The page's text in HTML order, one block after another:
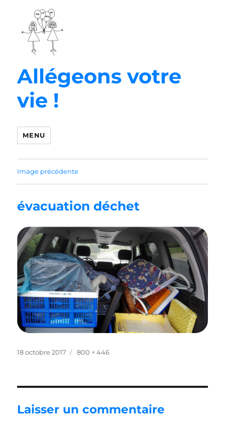
Allégeons votre
vie !
MENU
Image précédente
évacuation déchet
Publié
18 octobre 2017
Taille
800 × 446
Laisser un commentaire